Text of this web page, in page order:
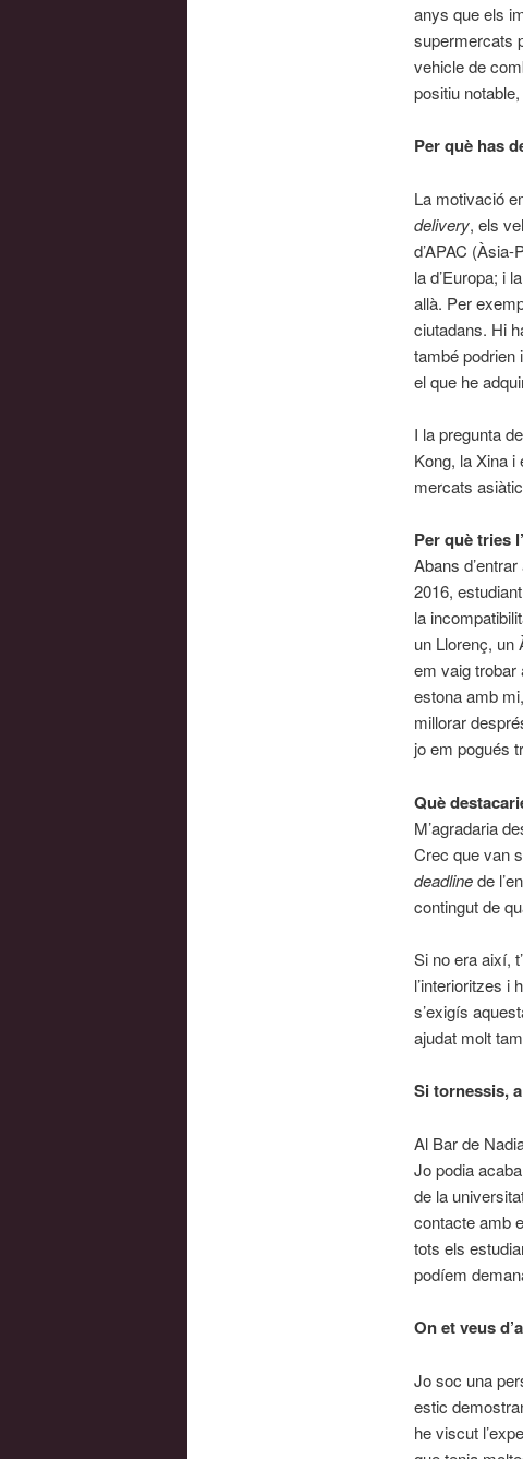
anys que els
supermercats
vehicle de
positiu
Per què has
La motivació
delivery, els
d’APAC
la d’Europa; i
allà. Per
ciutadans. Hi
també podrien
el que he
I la pregunta
Kong, la Xina i
mercats
Per què tries
Abans
2016,
la
un Llorenç, un
em vaig trobar
estona amb
millorar
jo em pogués
Què
M’agradaria
Crec que van
deadlinede
contingut de
Si no era així,
l’interioritzes i
s’exigís
ajudat molt
Si tornessis,
Al Bar de
Jo podia
de la
contacte amb
tots els
podíem
On et veus
Jo soc una
estic
he viscut